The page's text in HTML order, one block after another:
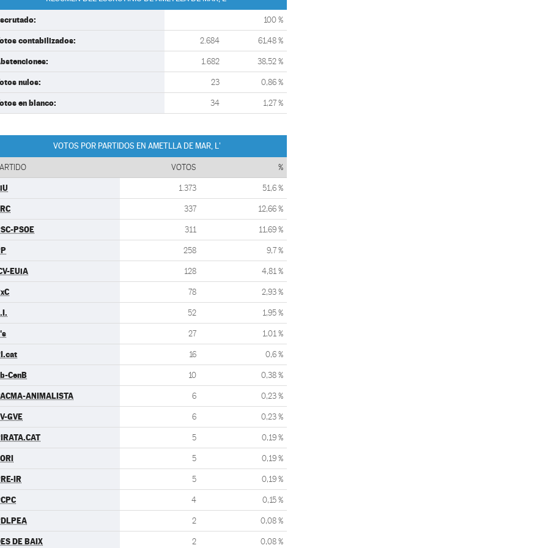
100 %
contabilizados: 2.684 61,48 %
1.682 38,52 %
nulos: 23 0,86 %
en blanco: 34 1,27 %
VOTOS POR PARTIDOS EN AMETLLA DE MAR, L'
VOTOS %
1.373 51,6 %
337 12,66 %
PSOE 311 11,69 %
258 9,7 %
EUiA 128 4,81 %
78 2,93 %
52 1,95 %
27 1,01 %
16 0,6 %
CenB 10 0,38 %
ANIMALISTA 6 0,23 %
GVE 6 0,23 %
5 0,19 %
5 0,19 %
IR 5 0,19 %
4 0,15 %
2 0,08 %
DE BAIX 2 0,08 %